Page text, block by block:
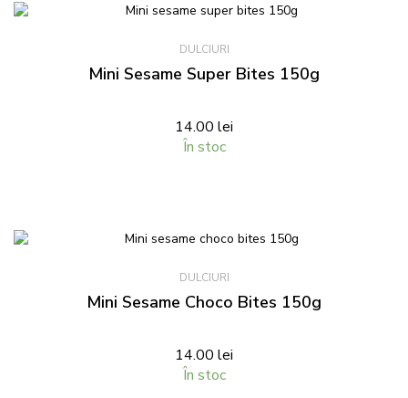
DULCIURI
Mini Sesame Super Bites 150g
14.00 lei
În stoc
DULCIURI
Mini Sesame Choco Bites 150g
14.00 lei
În stoc